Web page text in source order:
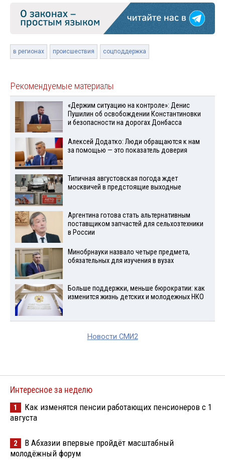
в регионах происшествия соцподдержка
Рекомендуемые материалы
«Держим ситуацию на контроле»: Денис
Пушилин об освобождении Константиновки
и безопасности на дорогах Донбасса
Алексей Додатко: Люди обращаются к нам
за помощью — это показатель доверия
Типичная августовская погода ждет
москвичей в предстоящие выходные
Аргентина готова стать альтернативным
поставщиком запчастей для сельхозтехники
в России
Минобрнауки назвало четыре предмета,
обязательных для изучения в вузах
Больше поддержки, меньше бюрократии: как
изменится жизнь детских и молодежных НКО
Новости СМИ2
Интересное за неделю
1
Как изменятся пенсии работающих пенсионеров с 1
августа
2
В Абхазии впервые пройдёт масштабный
молодёжный форум